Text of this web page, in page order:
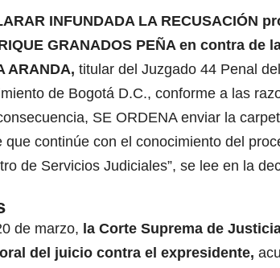
INFUNDADA LA RECUSACIÓN
GRANADOS PEÑA en contra de
ARANDA, titular del Juzgado 44 Penal
de Bogotá D.C., conforme a las
SE ORDENA enviar la
que continúe con el conocimiento del
de Servicios Judiciales”, se lee en la
de marzo, la Corte Suprema de
del juicio contra el expresidente,